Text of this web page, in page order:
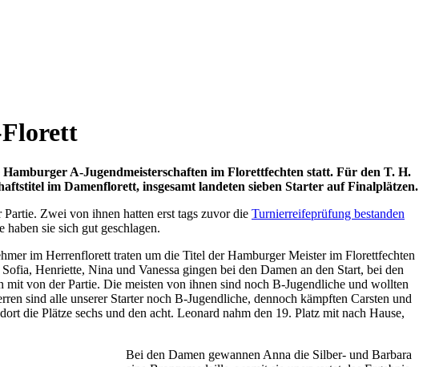
Hamburger A-Jugendmeisterschaften im Florettfechten statt. Für den T. H.
im Damenflorett, insgesamt landeten sieben Starter auf Finalplätzen.
Zwei von ihnen hatten erst tags zuvor die Turnierreifeprüfung bestanden
sie sich gut geschlagen.
im Herrenflorett traten um die Titel der Hamburger Meister im Florettfechten
Henriette, Nina und Vanessa gingen bei den Damen an den Start, bei den
mit von der Partie. Die meisten von ihnen sind noch B-Jugendliche und wollten
sind alle unserer Starter noch B-Jugendliche, dennoch kämpften Carsten und
die Plätze sechs und den acht. Leonard nahm den 19. Platz mit nach Hause,
Bei den Damen gewannen Anna die Silber- und Barbara